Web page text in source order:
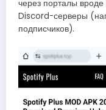
через порталы
Discord-серверы
подписчиков).